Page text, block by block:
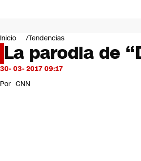
Mundo
Negocios
Deportes
Programas completos
Servicios
Inicio Tendencias
La parodia de
30- 03- 2017 09:17
Por CNN